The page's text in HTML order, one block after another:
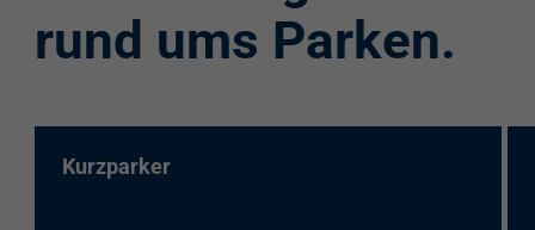
rund ums Parken.
Kurzparker